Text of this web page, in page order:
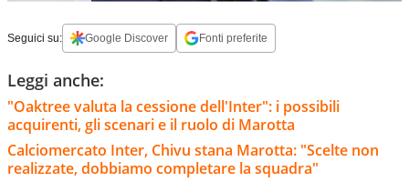
Seguici su: Google Discover Fonti preferite
Leggi anche:
"Oaktree valuta la cessione dell'Inter": i possibili
acquirenti, gli scenari e il ruolo di Marotta
Calciomercato Inter, Chivu stana Marotta: "Scelte non
realizzate, dobbiamo completare la squadra"